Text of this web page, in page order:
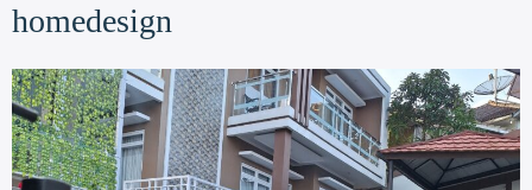
homedesign